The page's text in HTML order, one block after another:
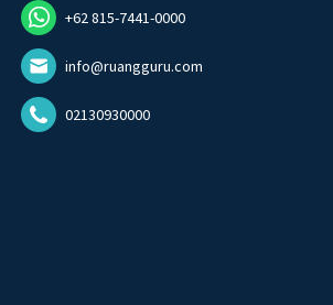
+62 815-7441-0000
info@ruangguru.com
02130930000